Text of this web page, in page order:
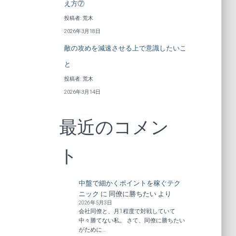
え方⑦
投稿者: 荒木
2026年3月18日
敵の攻めを減速させる上で意識したいこ
と
投稿者: 荒木
2026年3月14日
最近のコメン
ト
中盤で細かくポイントを稼ぐテク
ニック に 同僚に勝ちたいより
2026年5月3日
会社同僚と、月1程度で対戦していて
中々勝てない私。 さて、同僚に勝ちたい
がために…